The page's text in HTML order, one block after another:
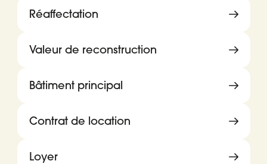
Réaffectation
Valeur de reconstruction
Bâtiment principal
Contrat de location
Loyer